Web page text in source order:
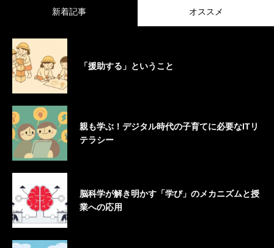
新着記事 オススメ
「援助する」ということ
親も学ぶ！デジタル時代の子育てに必要なITリ
テラシー
脳科学が解き明かす「学び」のメカニズムと授
業への応用